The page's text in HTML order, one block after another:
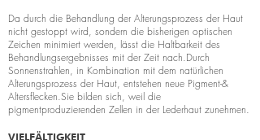
Da durch die Behandlung der Alterungsprozess der Haut
nicht gestoppt wird, sondern die bisherigen optischen
Zeichen minimiert werden, lässt die Haltbarkeit des
Behandlungsergebnisses mit der Zeit nach.Durch
Sonnenstrahlen, in Kombination mit dem natürlichen
Alterungsprozess der Haut, entstehen neue Pigment-&
Altersflecken.Sie bilden sich, weil die
pigmentproduzierenden Zellen in der Lederhaut zunehmen.
VIELFÄLTIGKEIT